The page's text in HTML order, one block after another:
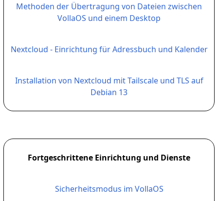
Methoden der Übertragung von Dateien zwischen
VollaOS und einem Desktop
Nextcloud - Einrichtung für Adressbuch und Kalender
Installation von Nextcloud mit Tailscale und TLS auf
Debian 13
Fortgeschrittene Einrichtung und Dienste
Sicherheitsmodus im VollaOS